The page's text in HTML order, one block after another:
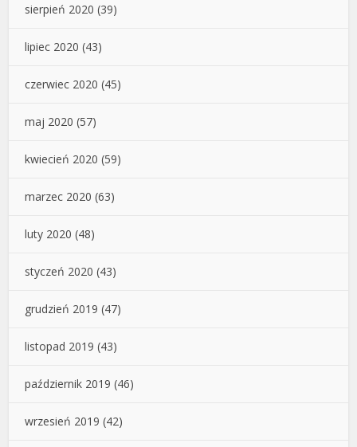
sierpień 2020 (39)
lipiec 2020 (43)
czerwiec 2020 (45)
maj 2020 (57)
kwiecień 2020 (59)
marzec 2020 (63)
luty 2020 (48)
styczeń 2020 (43)
grudzień 2019 (47)
listopad 2019 (43)
październik 2019 (46)
wrzesień 2019 (42)